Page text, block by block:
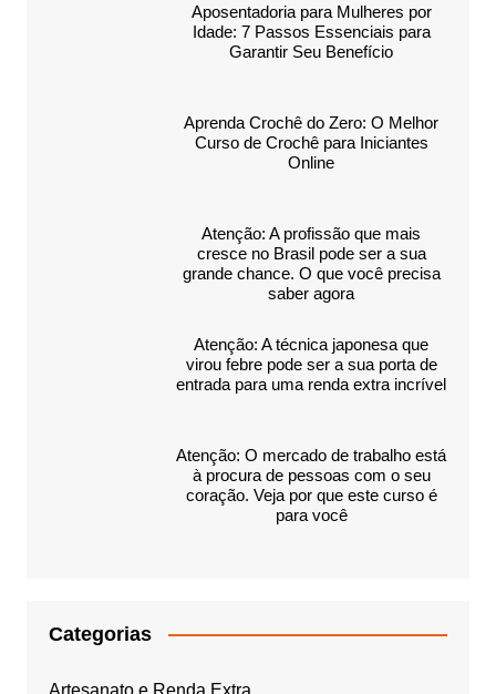
Aposentadoria para Mulheres por
Idade: 7 Passos Essenciais para
Garantir Seu Benefício
Aprenda Crochê do Zero: O Melhor
Curso de Crochê para Iniciantes
Online
Atenção: A profissão que mais
cresce no Brasil pode ser a sua
grande chance. O que você precisa
saber agora
Atenção: A técnica japonesa que
virou febre pode ser a sua porta de
entrada para uma renda extra incrível
Atenção: O mercado de trabalho está
à procura de pessoas com o seu
coração. Veja por que este curso é
para você
Categorias
Artesanato e Renda Extra